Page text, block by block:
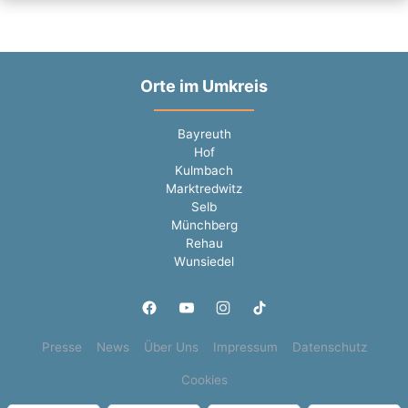
Orte im Umkreis
Bayreuth
Hof
Kulmbach
Marktredwitz
Selb
Münchberg
Rehau
Wunsiedel
Presse News Über Uns Impressum Datenschutz
Cookies